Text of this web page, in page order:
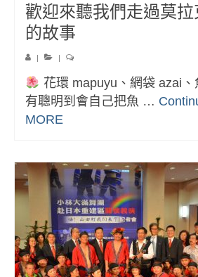
歡迎來聽我們走過莫拉
的故事
| |
花環 mapuyu、網袋 azai
有聰明到會自己把魚 …
MORE